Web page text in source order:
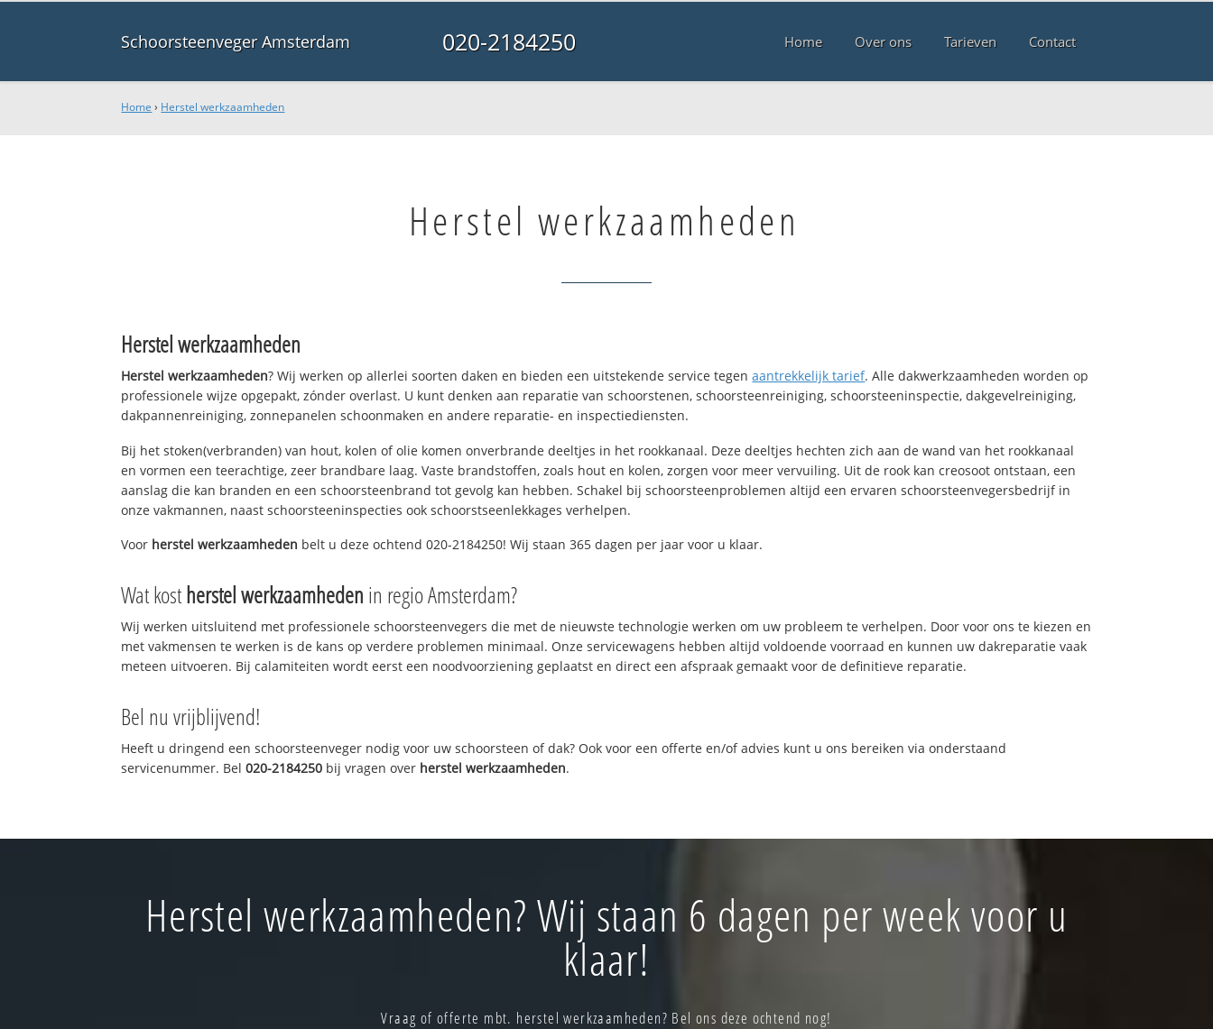
Schoorsteenveger Amsterdam 020-2184250 Home Over ons Tarieven Contact
Home › Herstel werkzaamheden
Herstel werkzaamheden
Herstel werkzaamheden
Herstel werkzaamheden? Wij werken op allerlei soorten daken en bieden een uitstekende service tegenaantrekkelijk tarief. Alle dakwerkzaamheden worden op
professionele wijze opgepakt, zónder overlast. U kunt denken aan reparatie van schoorstenen, schoorsteenreiniging, schoorsteeninspectie, dakgevelreiniging,
dakpannenreiniging, zonnepanelen schoonmaken en andere reparatie- en inspectiediensten.
Bij het stoken(verbranden) van hout, kolen of olie komen onverbrande deeltjes in het rookkanaal. Deze deeltjes hechten zich aan de wand van het rookkanaal
en vormen een teerachtige, zeer brandbare laag. Vaste brandstoffen, zoals hout en kolen, zorgen voor meer vervuiling. Uit de rook kan creosoot ontstaan, een
aanslag die kan branden en een schoorsteenbrand tot gevolg kan hebben. Schakel bij schoorsteenproblemen altijd een ervaren schoorsteenvegersbedrijf in
onze vakmannen, naast schoorsteeninspecties ook schoorstseenlekkages verhelpen.
Voor herstel werkzaamheden belt u deze ochtend 020-2184250! Wij staan 365 dagen per jaar voor u klaar.
Wat kostherstel werkzaamheden in regio Amsterdam?
Wij werken uitsluitend met professionele schoorsteenvegers die met de nieuwste technologie werken om uw probleem te verhelpen. Door voor ons te kiezen en
met vakmensen te werken is de kans op verdere problemen minimaal. Onze servicewagens hebben altijd voldoende voorraad en kunnen uw dakreparatie vaak
meteen uitvoeren. Bij calamiteiten wordt eerst een noodvoorziening geplaatst en direct een afspraak gemaakt voor de definitieve reparatie.
Bel nu vrijblijvend!
Heeft u dringend een schoorsteenveger nodig voor uw schoorsteen of dak? Ook voor een offerte en/of advies kunt u ons bereiken via onderstaand
servicenummer. Bel020-2184250 bij vragen over herstel werkzaamheden.
Herstel werkzaamheden? Wij staan 6 dagen per week voor u
klaar!
Vraag of offerte mbt. herstel werkzaamheden? Bel ons deze ochtend nog!